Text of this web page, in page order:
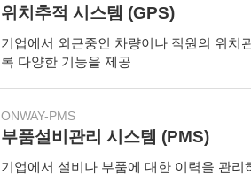
위치추적 시스템 (GPS)
기업에서 외근중인 차량이나 직원의 위치
록 다양한 기능을 제공
ONWAY-PMS
부품설비관리 시스템 (PMS)
기업에서 설비나 부품에 대한 이력을 관